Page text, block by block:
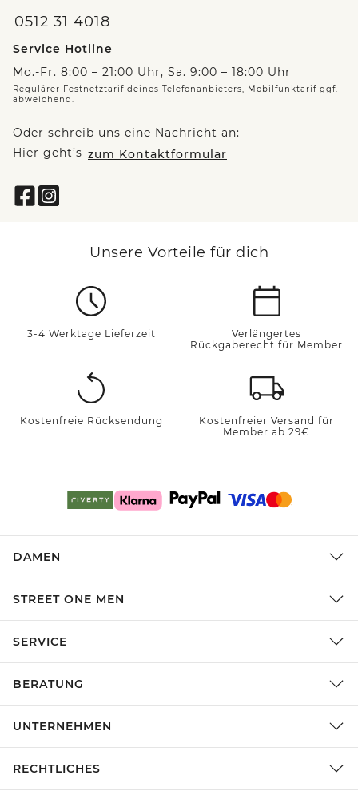
0512 31 4018
Service Hotline
Mo.-Fr. 8:00 – 21:00 Uhr, Sa. 9:00 – 18:00 Uhr
Regulärer Festnetztarif deines Telefonanbieters, Mobilfunktarif ggf.
abweichend.
Oder schreib uns eine Nachricht an:
Hier geht’s zum Kontaktformular
Unsere Vorteile für dich
3-4 Werktage Lieferzeit
Verlängertes
Rückgaberecht für Member
Kostenfreie Rücksendung
Kostenfreier Versand für
Member ab 29€
DAMEN
STREET ONE MEN
SERVICE
BERATUNG
UNTERNEHMEN
RECHTLICHES